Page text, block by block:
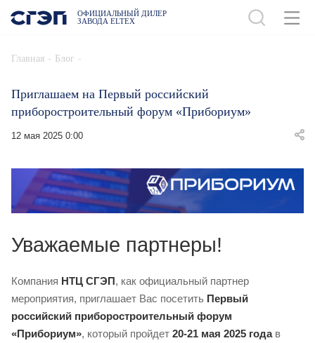
ОФИЦИАЛЬНЫЙ ДИЛЕР
ЗАВОДА ELTEX
Главная - Блог -
Приглашаем на Первый российский
приборостроительный форум «Прибориум»
12 мая 2025 0:00
Уважаемые партнеры!
Компания НТЦ СГЭП , как официальный партнер
мероприятия, приглашает Вас посетить Первый
российский приборостроительный форум
«Прибориум», который пройдет 20-21 мая 2025 годав